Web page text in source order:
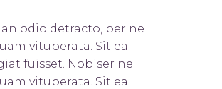
an odio detracto, per ne
vituperata. Sit ea
fuisset. Nobiser ne
vituperata. Sit ea